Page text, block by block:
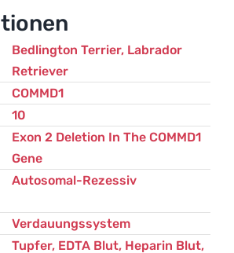
Bedlington Terrier, Labrador
Retriever
COMMD1
10
Exon 2 Deletion In The COMMD1
Gene
Autosomal-Rezessiv
Verdauungssystem
Tupfer, EDTA Blut, Heparin Blut,